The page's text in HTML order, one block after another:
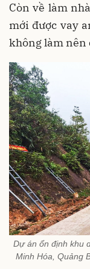
Còn về làm
mới được vay
không làm nên
Dự án ổn định khu
Minh Hóa, Quảng